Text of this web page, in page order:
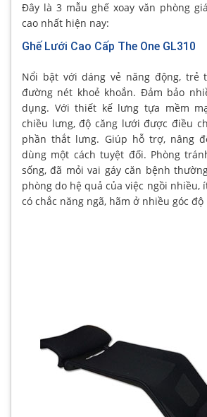
Đây là 3 mẫu ghế xoay văn phòng
cao nhất hiện nay:
Ghế Lưới Cao Cấp The One GL310
Nổi bật với dáng vẻ năng động, trẻ
đường nét khoẻ khoắn. Đảm bảo
dụng. Với thiết kế lưng tựa mềm
chiều lưng, độ căng lưới được điều
phần thắt lưng. Giúp hỗ trợ, nâng
dùng một cách tuyệt đối. Phòng
sống, đã mỏi vai gáy căn bệnh
phòng do hệ quả của việc ngồi nhiều,
có chắc năng ngã, hãm ở nhiều góc độ